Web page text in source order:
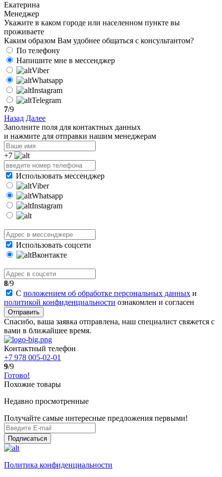
Екатерина
Менеджер
Укажите в каком городе или населенном пункте вы
проживаете
Каким образом Вам удобнее общаться с консультантом?
По телефону
Напишите мне в мессенджер
Viber
Whatsapp
Instagram
Telegram
7/9
Назад Далее
Заполните поля для контактных данных
и нажмите для отправки нашим менеджерам
+7
Использовать мессенджер
Viber
Whatsapp
Instagram
Использовать соцсети
Вконтакте
8/9
С положением об обработке персональных данных и
политикой конфиденциальности ознакомлен и согласен
Отправить
Спасибо, ваша заявка отправлена, наш специалист свяжется с
вами в ближайшее время.
Контактный телефон
+7 978 005-02-01
9/9
Готово!
Похожие товары
Недавно просмотренные
Получайте самые интересные предложения первыми!
Подписаться
Политика конфиденциальности